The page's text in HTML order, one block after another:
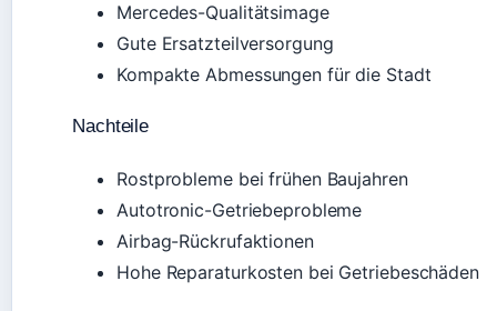
Mercedes-Qualitätsimage
Gute Ersatzteilversorgung
Kompakte Abmessungen für die Stadt
Nachteile
Rostprobleme bei frühen Baujahren
Autotronic-Getriebeprobleme
Airbag-Rückrufaktionen
Hohe Reparaturkosten bei Getriebeschäden